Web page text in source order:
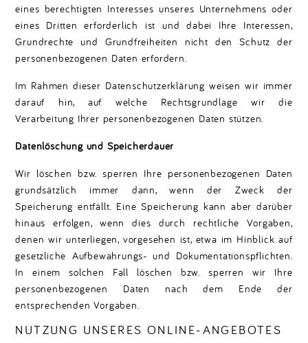
eines berechtigten Interesses unseres Unternehmens oder
eines Dritten erforderlich ist und dabei Ihre Interessen,
Grundrechte und Grundfreiheiten nicht den Schutz der
personenbezogenen Daten erfordern.
Im Rahmen dieser Datenschutzerklärung weisen wir immer
darauf hin, auf welche Rechtsgrundlage wir die
Verarbeitung Ihrer personenbezogenen Daten stützen.
Datenlöschung und Speicherdauer
Wir löschen bzw. sperren Ihre personenbezogenen Daten
grundsätzlich immer dann, wenn der Zweck der
Speicherung entfällt. Eine Speicherung kann aber darüber
hinaus erfolgen, wenn dies durch rechtliche Vorgaben,
denen wir unterliegen, vorgesehen ist, etwa im Hinblick auf
gesetzliche Aufbewahrungs- und Dokumentationspflichten.
In einem solchen Fall löschen bzw. sperren wir Ihre
personenbezogenen Daten nach dem Ende der
entsprechenden Vorgaben.
NUTZUNG UNSERES ONLINE-ANGEBOTES